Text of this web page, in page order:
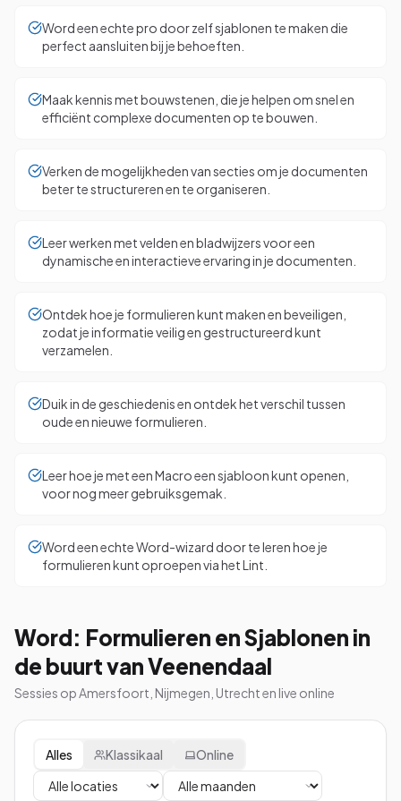
Word een echte pro door zelf sjablonen te maken die
perfect aansluiten bij je behoeften.
Maak kennis met bouwstenen, die je helpen om snel en
efficiënt complexe documenten op te bouwen.
Verken de mogelijkheden van secties om je documenten
beter te structureren en te organiseren.
Leer werken met velden en bladwijzers voor een
dynamische en interactieve ervaring in je documenten.
Ontdek hoe je formulieren kunt maken en beveiligen,
zodat je informatie veilig en gestructureerd kunt
verzamelen.
Duik in de geschiedenis en ontdek het verschil tussen
oude en nieuwe formulieren.
Leer hoe je met een Macro een sjabloon kunt openen,
voor nog meer gebruiksgemak.
Word een echte Word-wizard door te leren hoe je
formulieren kunt oproepen via het Lint.
Word: Formulieren en Sjablonen in
de buurt van Veenendaal
Sessies op Amersfoort, Nijmegen, Utrecht en live online
Alles Klassikaal Online